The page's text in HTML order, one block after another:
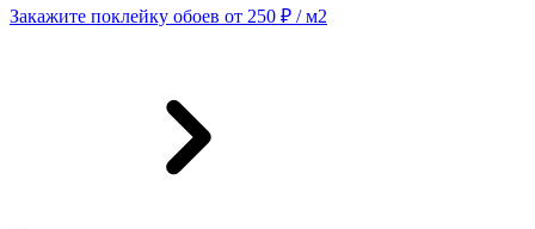
Закажите поклейку обоев от 250 ₽ / м2